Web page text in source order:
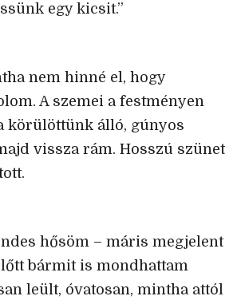
egy kicsit.”
nem hinné el, hogy
A szemei a festményen
körülöttünk álló, gúnyos
vissza rám. Hosszú szünet
hősöm – máris megjelent
bármit is mondhattam
leült, óvatosan, mintha attól